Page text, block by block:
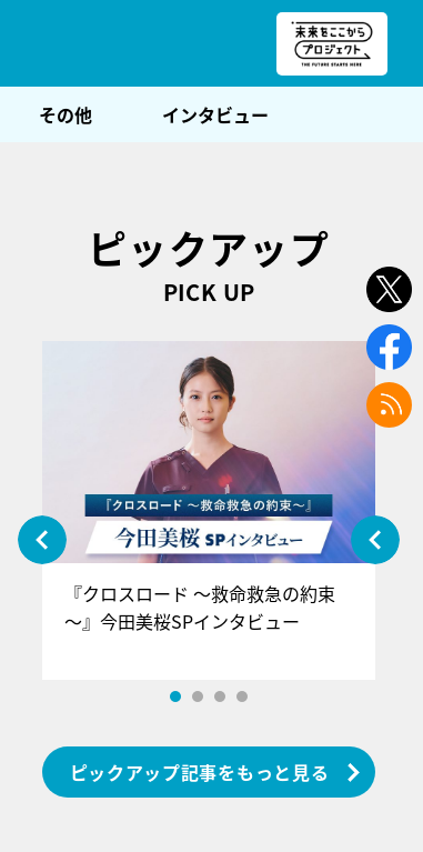
その他 インタビュー
ピックアップ
PICK UP
『クロスロード ～救命救急の約束
～』今田美桜SPインタビュー
ピックアップ記事をもっと見る